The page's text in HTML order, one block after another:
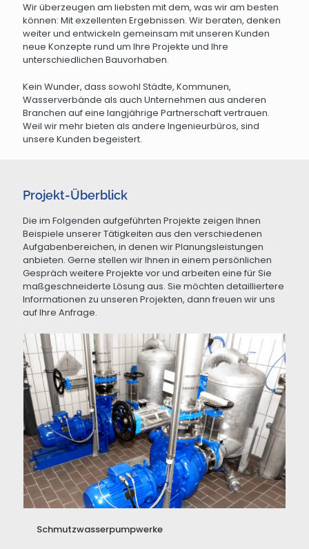
Wir überzeugen am liebsten mit dem, was wir am besten
können: Mit exzellenten Ergebnissen. Wir beraten, denken
weiter und entwickeln gemeinsam mit unseren Kunden
neue Konzepte rund um Ihre Projekte und Ihre
unterschiedlichen Bauvorhaben.
Kein Wunder, dass sowohl Städte, Kommunen,
Wasserverbände als auch Unternehmen aus anderen
Branchen auf eine langjährige Partnerschaft vertrauen.
Weil wir mehr bieten als andere Ingenieurbüros, sind
unsere Kunden begeistert.
Projekt-Überblick
Die im Folgenden aufgeführten Projekte zeigen Ihnen
Beispiele unserer Tätigkeiten aus den verschiedenen
Aufgabenbereichen, in denen wir Planungsleistungen
anbieten. Gerne stellen wir Ihnen in einem persönlichen
Gespräch weitere Projekte vor und arbeiten eine für Sie
maßgeschneiderte Lösung aus. Sie möchten detailliertere
Informationen zu unseren Projekten, dann freuen wir uns
auf Ihre Anfrage.
Schmutzwasserpumpwerke